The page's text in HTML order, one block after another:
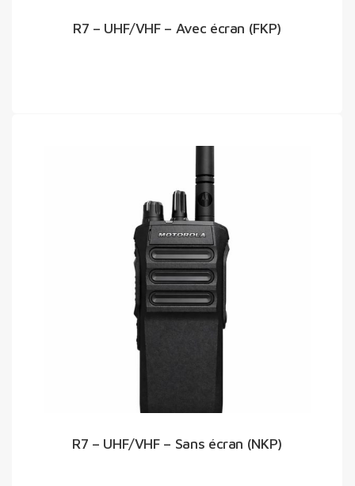
R7 – UHF/VHF – Avec écran (FKP)
R7 – UHF/VHF – Sans écran (NKP)